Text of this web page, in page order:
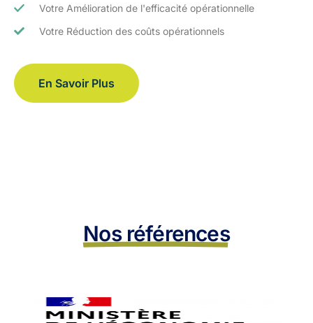
Votre Amélioration de l'efficacité opérationnelle
Votre Réduction des coûts opérationnels
En Savoir Plus
Nos références